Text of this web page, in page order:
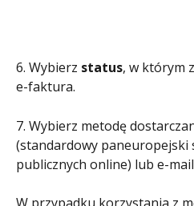
6. Wybierz status, w którym
e-faktura.
7. Wybierz metodę
(standardowy paneuropejski
publicznych online) lub e-